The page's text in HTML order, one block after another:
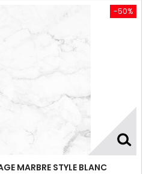
MARBRE STYLE BLANC
-50%